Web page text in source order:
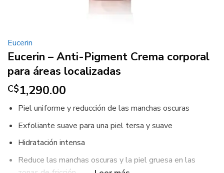
Eucerin
Eucerin – Anti-Pigment Crema corporal
para áreas localizadas
C$1,290.00
Piel uniforme y reducción de las manchas oscuras
Exfoliante suave para una piel tersa y suave
Hidratación intensa
Reduce las manchas oscuras y la piel gruesa en las